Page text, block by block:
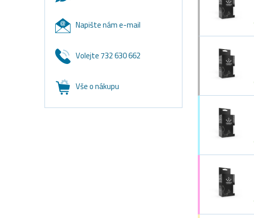
Napište nám e-mail
Volejte 732 630 662
Vše o nákupu